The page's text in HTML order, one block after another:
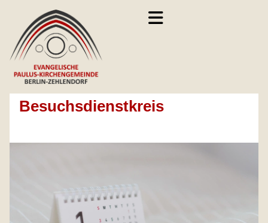
Besuchsdienstkreis